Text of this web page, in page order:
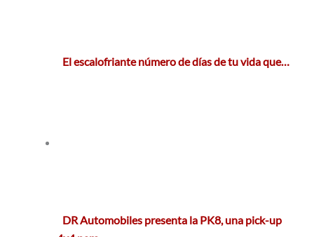
El escalofriante número de días de tu vida que…
DR Automobiles presenta la PK8, una pick-up